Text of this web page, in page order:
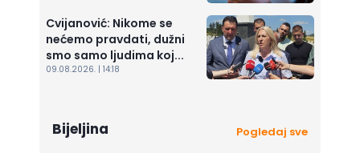
Cvijanović: Nikome se
nećemo pravdati, dužni
smo samo ljudima koj...
09.08.2026. | 14:18
Bijeljina Pogledaj sve